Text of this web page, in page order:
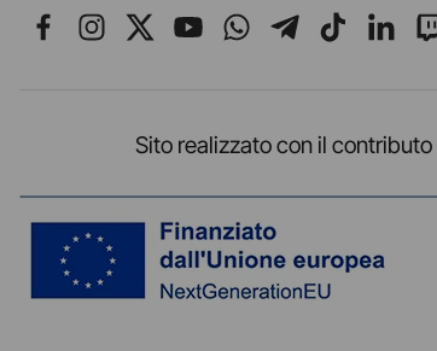
Seguici su Facebook
Seguici su Instagram
Seguici su X
Seguici su
Seguici su
Seguici su
Seguici
Sito realizzato con il